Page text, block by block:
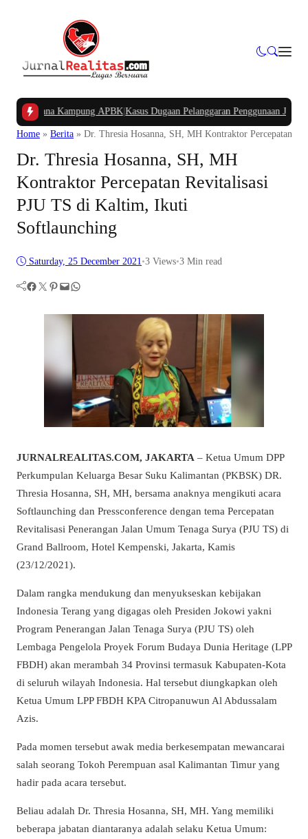
Dana Kampung APBK| Kasus Dugaan Pelanggaran Penggunaan Jalur
Home » Berita » Dr. Thresia Hosanna, SH, MH Kontraktor Percepatan
Dr. Thresia Hosanna, SH, MH
Kontraktor Percepatan Revitalisasi
PJU TS di Kaltim, Ikuti
Softlaunching
Saturday, 25 December 2021•3 Views•3 Min read
Facebook Twitter Pinterest Mail WhatsApp
JURNALREALITAS.COM, JAKARTA – Ketua Umum DPP
Perkumpulan Keluarga Besar Suku Kalimantan (PKBSK) DR.
Thresia Hosanna, SH, MH, bersama anaknya mengikuti acara
Softlaunching dan Pressconference dengan tema Percepatan
Revitalisasi Penerangan Jalan Umum Tenaga Surya (PJU TS) di
Grand Ballroom, Hotel Kempenski, Jakarta, Kamis
(23/12/2021).
Dalam rangka mendukung dan menyukseskan kebijakan
Indonesia Terang yang digagas oleh Presiden Jokowi yakni
Program Penerangan Jalan Tenaga Surya (PJU TS) oleh
Lembaga Pengelola Proyek Forum Budaya Dunia Heritage (LPP
FBDH) akan merambah 34 Provinsi termasuk Kabupaten-Kota
di seluruh wilayah Indonesia. Hal tersebut diungkapkan oleh
Ketua Umum LPP FBDH KPA Citropanuwun Al Abdussalam
Azis.
Pada momen tersebut awak media berkesempatan mewancarai
salah seorang Tokoh Perempuan asal Kalimantan Timur yang
hadir pada acara tersebut.
Beliau adalah Dr. Thresia Hosanna, SH, MH. Yang memiliki
beberapa jabatan diantaranya adalah selaku Ketua Umum: